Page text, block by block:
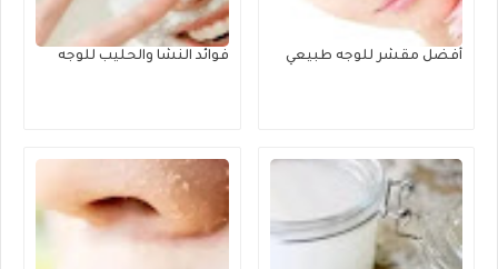
أفضل مقشر للوجه طبيعي فوائد النشا والحليب للوجه